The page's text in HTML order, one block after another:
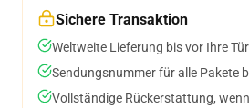
Sichere Transaktion
Weltweite Lieferung bis vor Ihre Tür
Sendungsnummer für alle Pakete
Vollständige Rückerstattung,